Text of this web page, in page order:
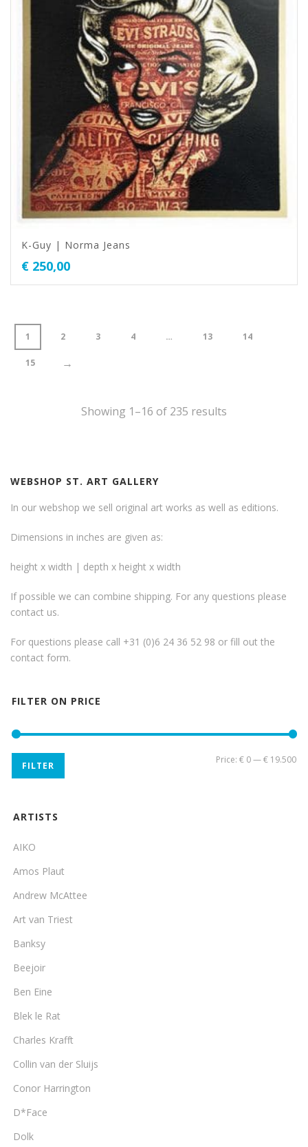
K-Guy | Norma Jeans
€ 250,00
1 2 3 4 … 13 14
15 →
Showing 1–16 of 235 results
WEBSHOP ST. ART GALLERY
In our webshop we sell original art works as well as editions.
Dimensions in inches are given as:
height x width | depth x height x width
If possible we can combine shipping. For any questions please
contact us.
For questions please call +31 (0)6 24 36 52 98 or fill out the
contact form.
FILTER ON PRICE
FILTER
Price: € 0—€ 19.500
ARTISTS
AIKO
Amos Plaut
Andrew McAttee
Art van Triest
Banksy
Beejoir
Ben Eine
Blek le Rat
Charles Krafft
Collin van der Sluijs
Conor Harrington
D*Face
Dolk